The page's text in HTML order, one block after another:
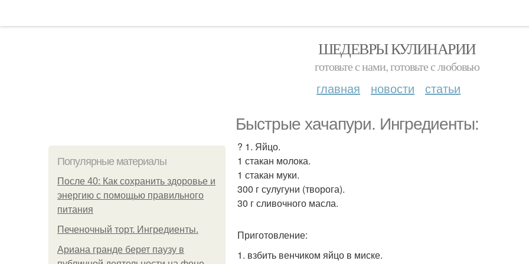
ШЕДЕВРЫ КУЛИНАРИИ
готовьте с нами, готовьте с любовью
главная новости статьи
Быстрые хачапури. Ингредиенты:
Популярные материалы
После 40: Как сохранить здоровье и
энергию с помощью правильного
питания
Печеночный торт. Ингредиенты.
Ариана гранде берет паузу в
? 1. Яйцо.
1 стакан молока.
1 стакан муки.
300 г сулугуни (творога).
30 г сливочного масла.
Приготовление:
1. взбить венчиком яйцо в миске.